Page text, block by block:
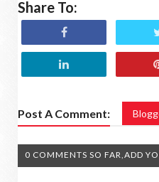
Share To:
Post A Comment:
0 COMMENTS SO FAR,ADD